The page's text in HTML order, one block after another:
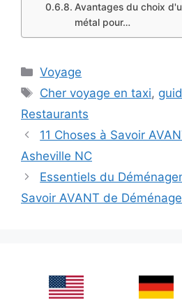
Avantages du choix
métal pour…
Categories
Voyage
Tags
Cher voyage en taxi,
Restaurants
11 Choses à Savoir
Asheville NC
Essentiels du
Savoir AVANT de